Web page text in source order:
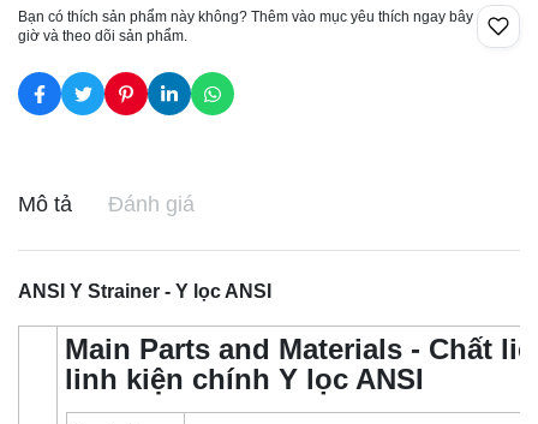
Bạn có thích sản phẩm này không? Thêm vào mục yêu thích ngay bây
giờ và theo dõi sản phẩm.
Mô tả Đánh giá
ANSI Y Strainer - Y lọc ANSI
Main Parts and Materials - Chất
linh kiện chính Y lọc ANSI